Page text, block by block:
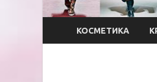
КОСМЕТИКА